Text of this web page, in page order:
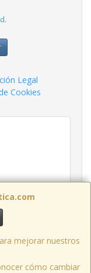
mejorar nuestros
cómo cambiar
.
Legal
Cookies